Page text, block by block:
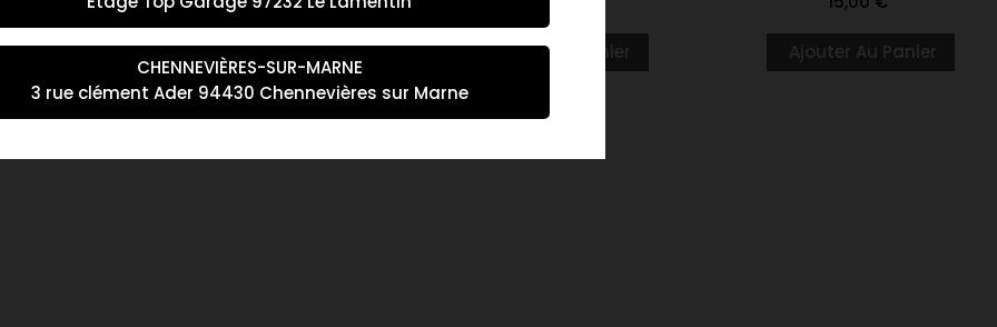
Ajouter Au Panier Ajouter Au Panier Ajouter Au Panier
CHENNEVIÈRES-SUR-MARNE
3 rue clément Ader 94430 Chennevières sur Marne